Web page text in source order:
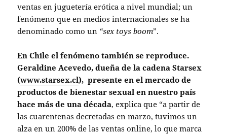
ventas en juguetería erótica a nivel mundial; un
fenómeno que en medios internacionales se ha
denominado como un “sex toys boom”.
En Chile el fenómeno también se reproduce.
Geraldine Acevedo, dueña de la cadena Starsex
(www.starsex.cl), presente en el mercado de
productos de bienestar sexual en nuestro país
hace más de una década, explica que “a partir de
las cuarentenas decretadas en marzo, tuvimos un
alza en un 200% de las ventas online, lo que marca